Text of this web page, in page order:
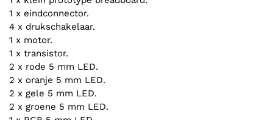
1 x eindconnector.
4 x drukschakelaar.
1 x motor.
1 x transistor.
2 x rode 5 mm LED.
2 x oranje 5 mm LED.
2 x gele 5 mm LED.
2 x groene 5 mm LED.